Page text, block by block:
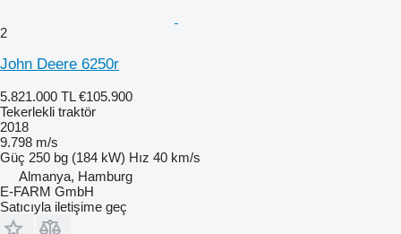
2
John Deere 6250r
5.821.000 TL €105.900
Tekerlekli traktör
2018
9.798 m/s
Güç 250 bg (184 kW) Hız 40 km/s
Almanya, Hamburg
E-FARM GmbH
Satıcıyla iletişime geç